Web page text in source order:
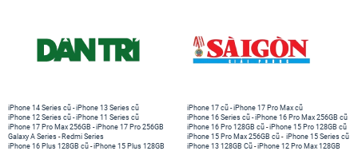
iPhone 14 Series cũ -iPhone 13 Series cũ
iPhone 12 Series cũ -iPhone 11 Series cũ
iPhone 17 Pro Max 256GB -iPhone 17 Pro 256GB
Galaxy A Series - Redmi Series
iPhone 17 cũ -iPhone 17 Pro Max cũ
iPhone 16 Series cũ - iPhone 16 Pro Max 256GB cũ
iPhone 16 Pro 128GB cũ -iPhone 15 Pro 128GB cũ
iPhone 15 Pro Max 256GB cũ - iPhone 15 Series cũ
iPhone 16 Plus 128GB cũ -iPhone 15 Plus 128GB
iPhone 13 128GB Cũ -iPhone 12 Pro Max 128GB